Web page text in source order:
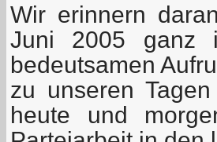
Wir erinnern
Juni 2005 ganz
bedeutsamen
zu unseren
heute und